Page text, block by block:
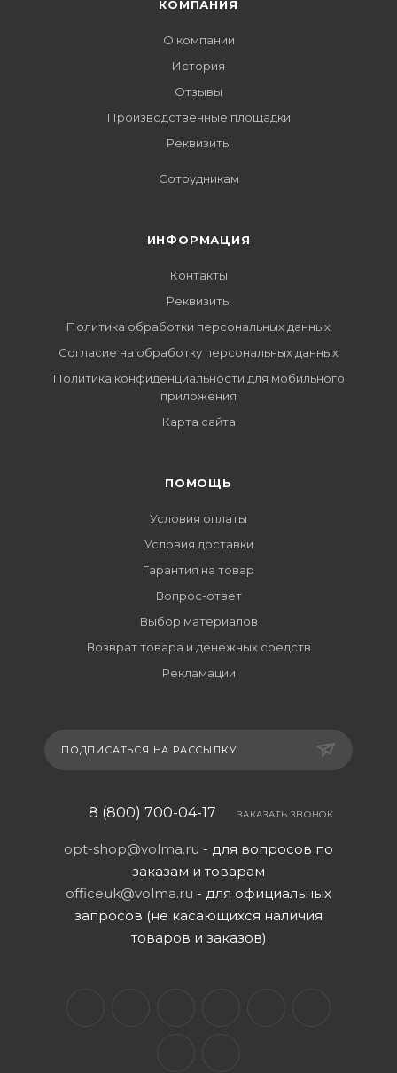
КОМПАНИЯ
О компании
История
Отзывы
Производственные площадки
Реквизиты
Сотрудникам
ИНФОРМАЦИЯ
Контакты
Реквизиты
Политика обработки персональных данных
Согласие на обработку персональных данных
Политика конфиденциальности для мобильного
приложения
Карта сайта
ПОМОЩЬ
Условия оплаты
Условия доставки
Гарантия на товар
Вопрос-ответ
Выбор материалов
Возврат товара и денежных средств
Рекламации
ПОДПИСАТЬСЯ НА РАССЫЛКУ
8 (800) 700-04-17 ЗАКАЗАТЬ ЗВОНОК
opt-shop@volma.ru - для вопросов по
заказам и товарам
officeuk@volma.ru - для официальных
запросов (не касающихся наличия
товаров и заказов)